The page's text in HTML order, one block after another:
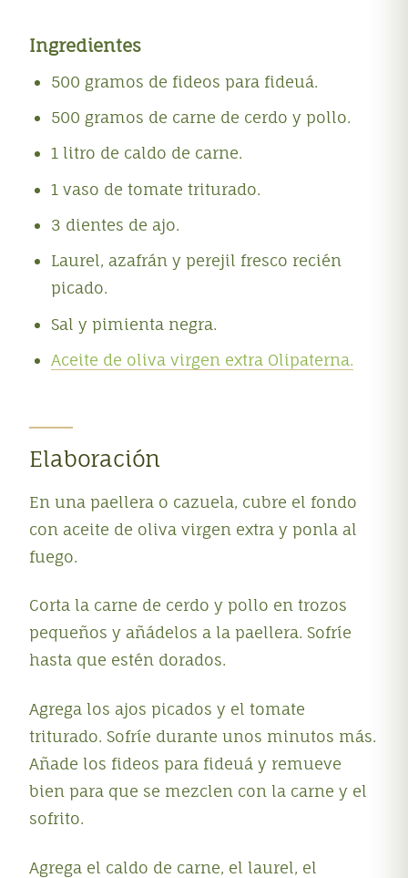
Ingredientes
500 gramos de fideos para fideuá.
500 gramos de carne de cerdo y pollo.
1 litro de caldo de carne.
1 vaso de tomate triturado.
3 dientes de ajo.
Laurel, azafrán y perejil fresco recién
picado.
Sal y pimienta negra.
Aceite de oliva virgen extra Olipaterna.
Elaboración
En una paellera o cazuela, cubre el fondo
con aceite de oliva virgen extra y ponla al
fuego.
Corta la carne de cerdo y pollo en trozos
pequeños y añádelos a la paellera. Sofríe
hasta que estén dorados.
Agrega los ajos picados y el tomate
triturado. Sofríe durante unos minutos más.
Añade los fideos para fideuá y remueve
bien para que se mezclen con la carne y el
sofrito.
Agrega el caldo de carne, el laurel, el